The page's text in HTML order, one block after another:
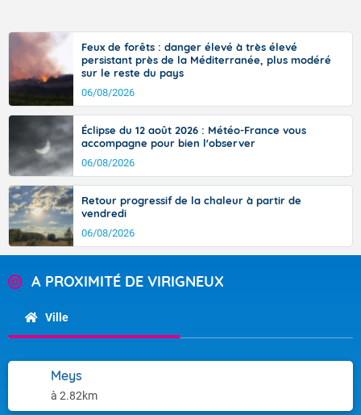
Feux de forêts : danger élevé à très élevé
persistant près de la Méditerranée, plus modéré
sur le reste du pays
06/08/2026
Éclipse du 12 août 2026 : Météo-France vous
accompagne pour bien l'observer
06/08/2026
Retour progressif de la chaleur à partir de
vendredi
06/08/2026
A PROXIMITÉ DE VIRIGNEUX
Ville
Meys
à 2.82km